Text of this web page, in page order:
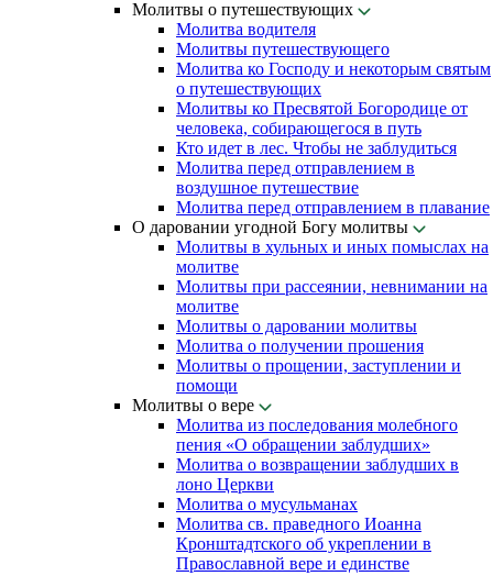
Молитвы о путешествующих
Молитва водителя
Молитвы путешествующего
Молитва ко Господу и некоторым святым
о путешествующих
Молитвы ко Пресвятой Богородице от
человека, собирающегося в путь
Кто идет в лес. Чтобы не заблудиться
Молитва перед отправлением в
воздушное путешествие
Молитва перед отправлением в плавание
О даровании угодной Богу молитвы
Молитвы в хульных и иных помыслах на
молитве
Молитвы при рассеянии, невнимании на
молитве
Молитвы о даровании молитвы
Молитва о получении прошения
Молитвы о прощении, заступлении и
помощи
Молитвы о вере
Молитва из последования молебного
пения «О обращении заблудших»
Молитва о возвращении заблудших в
лоно Церкви
Молитва о мусульманах
Молитва св. праведного Иоанна
Кронштадтского об укреплении в
Православной вере и единстве